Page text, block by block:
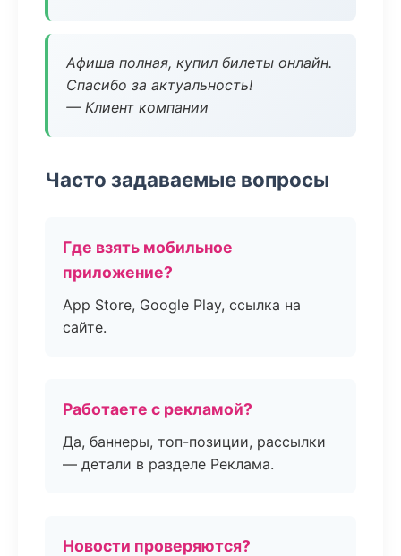
Афиша полная, купил билеты онлайн.
Спасибо за актуальность!
— Клиент компании
Часто задаваемые вопросы
Где взять мобильное
приложение?
App Store, Google Play, ссылка на
сайте.
Работаете с рекламой?
Да, баннеры, топ-позиции, рассылки
— детали в разделе Реклама.
Новости проверяются?